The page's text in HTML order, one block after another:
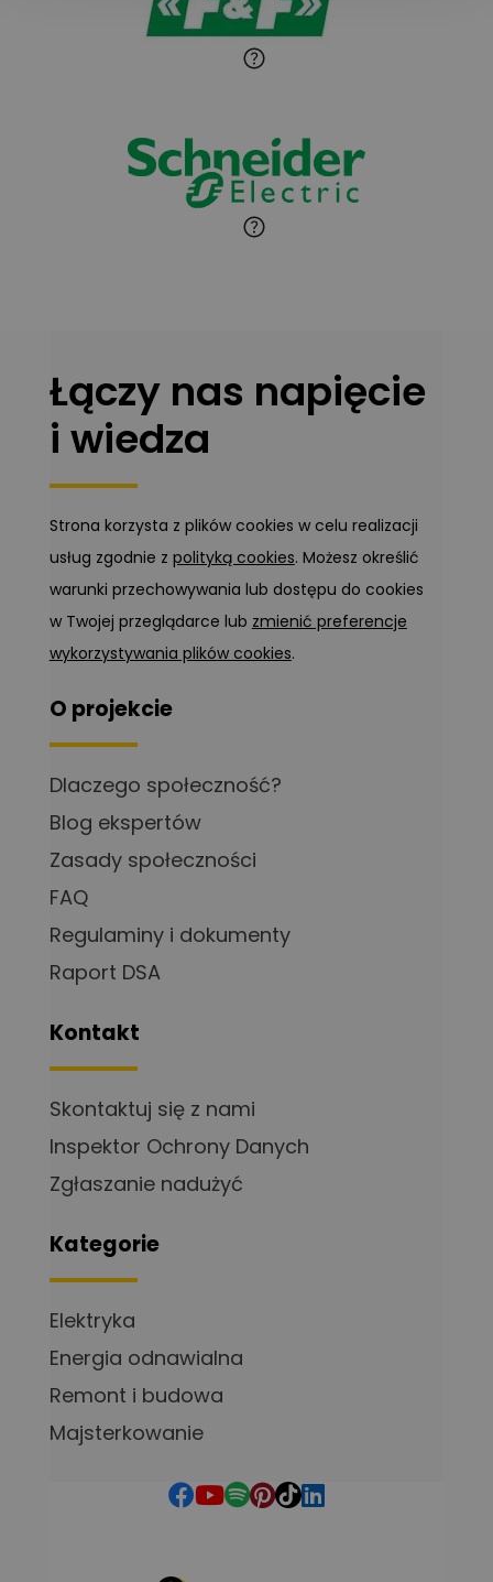
Łączy nas napięcie
i wiedza
Strona korzysta z plików cookies w celu realizacji
usług zgodnie z polityką cookies. Możesz określić
warunki przechowywania lub dostępu do cookies
w Twojej przeglądarce lub zmienić preferencje
wykorzystywania plików cookies.
O projekcie
Dlaczego społeczność?
Blog ekspertów
Zasady społeczności
FAQ
Regulaminy i dokumenty
Raport DSA
Kontakt
Skontaktuj się z nami
Inspektor Ochrony Danych
Zgłaszanie nadużyć
Kategorie
Elektryka
Energia odnawialna
Remont i budowa
Majsterkowanie